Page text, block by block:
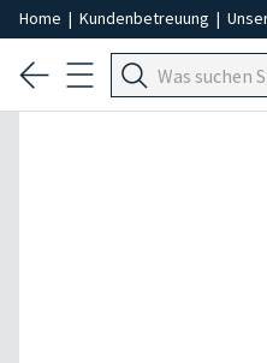
Home | Kundenbetreuung |
Spezial Professionelle